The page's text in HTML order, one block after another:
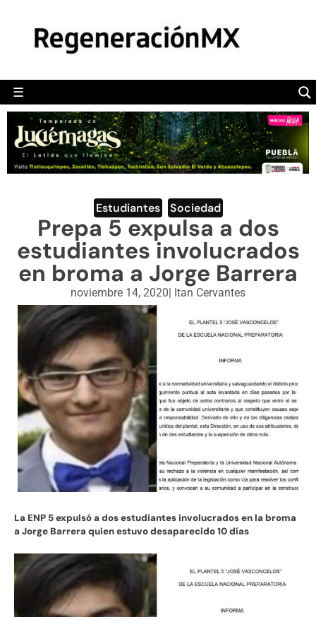
☰
POLÍTICA
CAMALEÓN
OPINIÓN
DEPORTES
ENGLISH SECTION
VIDEOS
Estudiantes Sociedad
Prepa 5 expulsa a dos
estudiantes involucrados
en broma a Jorge Barrera
noviembre 14, 2020| Itan Cervantes
La ENP 5 expulsó a dos estudiantes involucrados en la broma
a Jorge Barrera quien estuvodesaparecido 10 días